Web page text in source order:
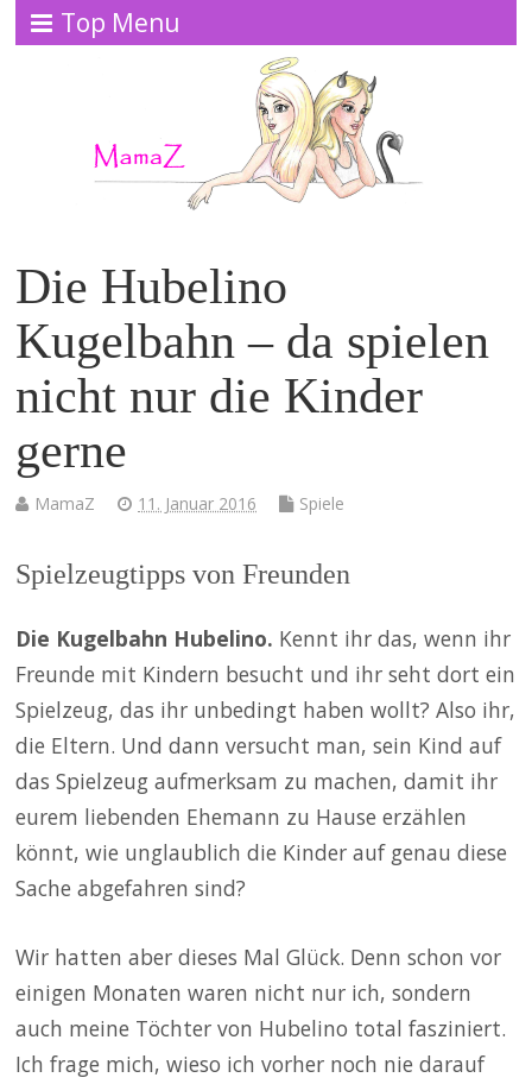
Top Menu
Die Hubelino
Kugelbahn – da spielen
nicht nur die Kinder
gerne
MamaZ 11. Januar 2016 Spiele
Spielzeugtipps von Freunden
Die Kugelbahn Hubelino. Kennt ihr das, wenn ihr
Freunde mit Kindern besucht und ihr seht dort ein
Spielzeug, das ihr unbedingt haben wollt? Also ihr,
die Eltern. Und dann versucht man, sein Kind auf
das Spielzeug aufmerksam zu machen, damit ihr
eurem liebenden Ehemann zu Hause erzählen
könnt, wie unglaublich die Kinder auf genau diese
Sache abgefahren sind?
Wir hatten aber dieses Mal Glück. Denn schon vor
einigen Monaten waren nicht nur ich, sondern
auch meine Töchter von Hubelino total fasziniert.
Ich frage mich, wieso ich vorher noch nie darauf